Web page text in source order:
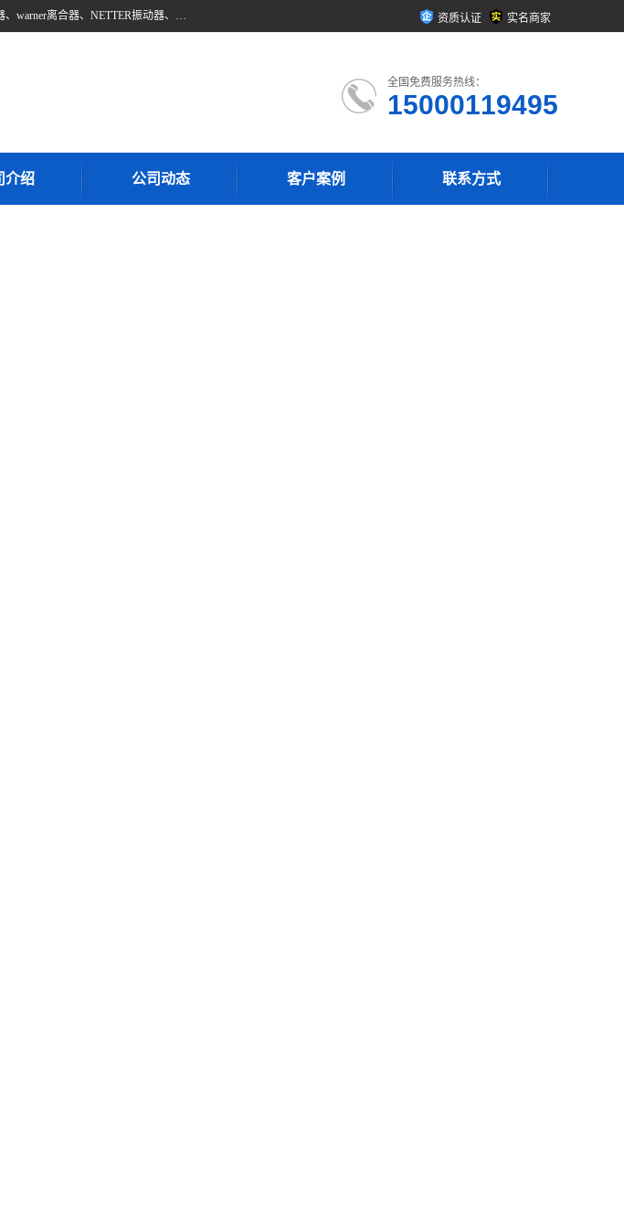
上海邵欧自动化设备有限公司批量供应：INTORQ、NETTER、WAMPFLER、WARNER、WICHITA、三菱离合器、warner离合器、NETTER振动器、WAMPFLER滑触线。上海邵欧自动化设备有限公司提供创新技术与产品解决方案，让客户享有高性价比，优质的产品和服务，我们坚持以持续技术和服务创新为客户不断创造价值。欢迎来电咨询！ 资质认证 实名商家
全国免费服务热线：
15000119495
介绍 公司动态 客户案例 联系方式